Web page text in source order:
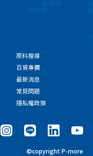
原料搜尋
百貿專欄
最新消息
常見問題
隱私權政策
©copyright P-more